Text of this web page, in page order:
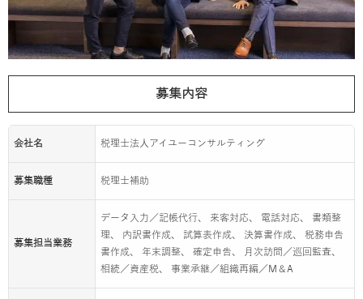
募集内容
会社名 税理士法人アイユーコンサルティング
募集職種 税理士補助
募集担当業務
データ入力／記帳代行、 来客対応、 電話対応、 書類整
理、 内訳書作成、 試算表作成、 決算書作成、 税務申告
書作成、 年末調整、 確定申告、 月次訪問／巡回監査、
相続／資産税、 事業承継／組織再編／M＆A